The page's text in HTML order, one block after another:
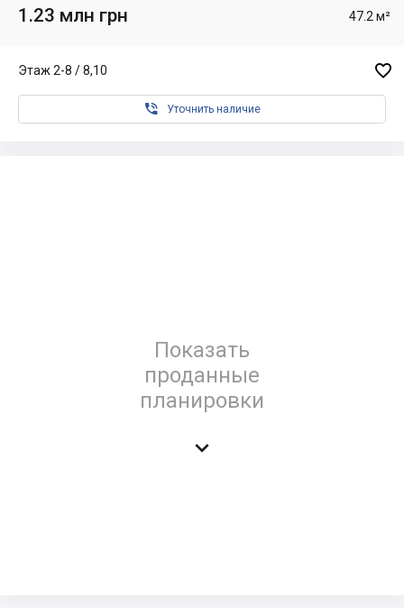
1.23 млн грн 47.2 м²
Этаж 2-8 / 8,10 
 Уточнить наличие
Показать
проданные
планировки
